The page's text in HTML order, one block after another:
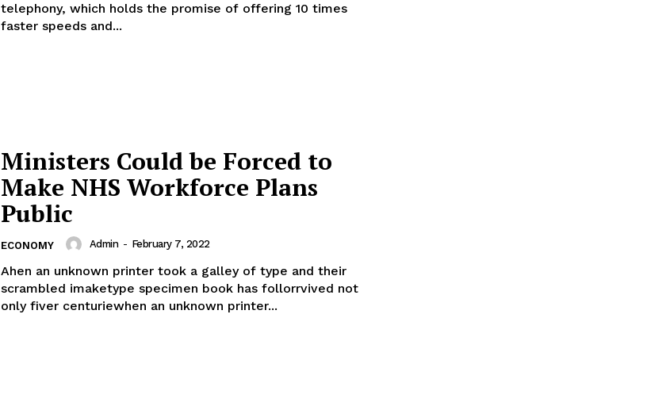
telephony, which holds the promise of offering 10 times
faster speeds and...
Ministers Could be Forced to
Make NHS Workforce Plans
Public
ECONOMY Admin - February 7, 2022
Ahen an unknown printer took a galley of type and their
scrambled imaketype specimen book has follorrvived not
only fiver centuriewhen an unknown printer...